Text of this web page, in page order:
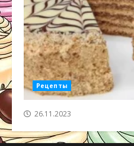
Рецепты
26.11.2023